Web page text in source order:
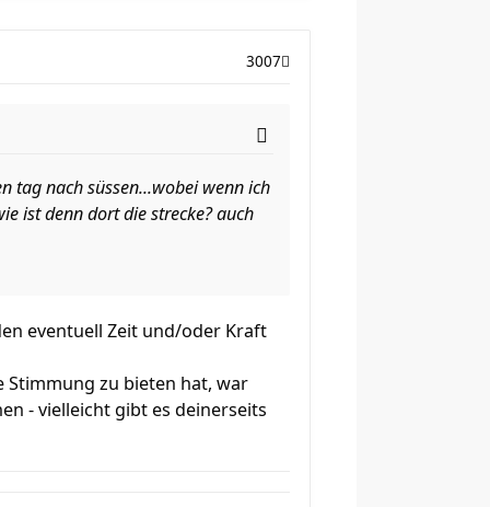
3007
tag nach süssen...wobei wenn ich
ist denn dort die strecke? auch
eventuell Zeit und/oder Kraft
Stimmung zu bieten hat, war
- vielleicht gibt es deinerseits